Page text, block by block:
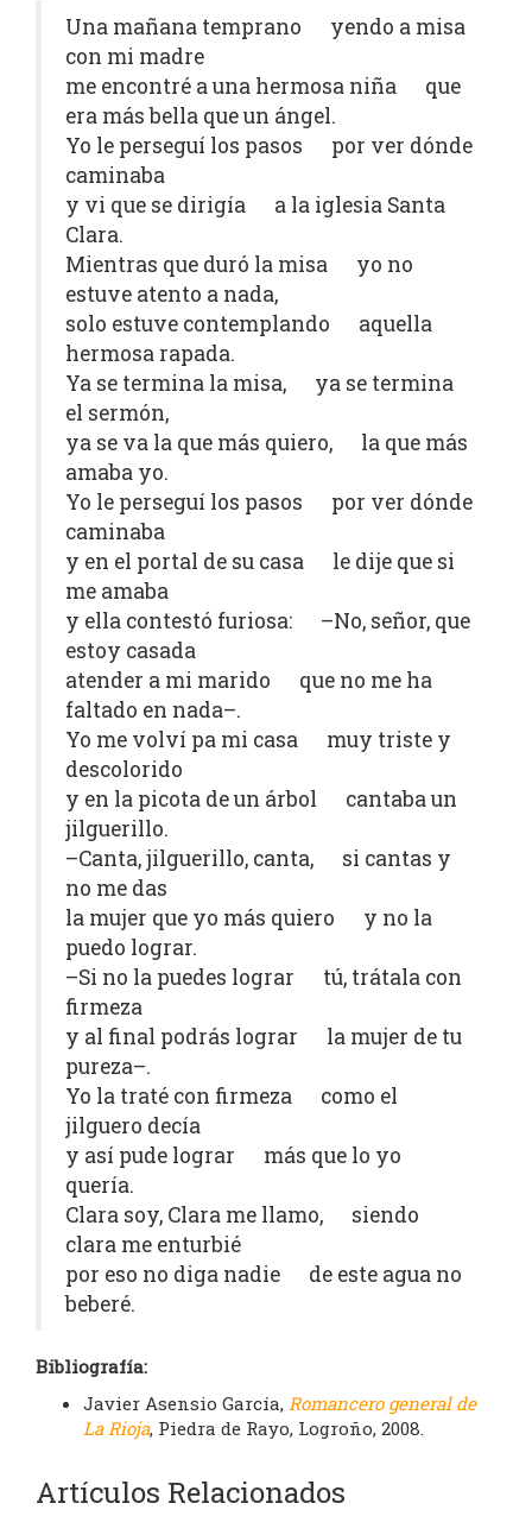
Una mañana temprano yendo a misa
con mi madre
me encontré a una hermosa niña que
era más bella que un ángel.
Yo le perseguí los pasos por ver dónde
caminaba
y vi que se dirigía a la iglesia Santa
Clara.
Mientras que duró la misa yo no
estuve atento a nada,
solo estuve contemplando aquella
hermosa rapada.
Ya se termina la misa, ya se termina
el sermón,
ya se va la que más quiero, la que más
amaba yo.
Yo le perseguí los pasos por ver dónde
caminaba
y en el portal de su casa le dije que si
me amaba
y ella contestó furiosa: –No, señor, que
estoy casada
atender a mi marido que no me ha
faltado en nada–.
Yo me volví pa mi casa muy triste y
descolorido
y en la picota de un árbol cantaba un
jilguerillo.
–Canta, jilguerillo, canta, si cantas y
no me das
la mujer que yo más quiero y no la
puedo lograr.
–Si no la puedes lograr tú, trátala con
firmeza
y al final podrás lograr la mujer de tu
pureza–.
Yo la traté con firmeza como el
jilguero decía
y así pude lograr más que lo yo
quería.
Clara soy, Clara me llamo, siendo
clara me enturbié
por eso no diga nadie de este agua no
beberé.
Bibliografía:
Javier Asensio García, Romancero general de
La Rioja, Piedra de Rayo, Logroño, 2008.
Artículos Relacionados